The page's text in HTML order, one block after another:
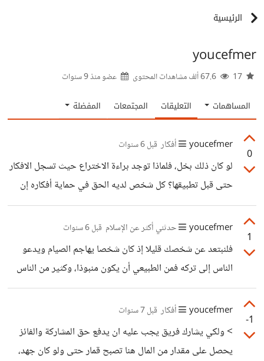
الرئيسية
youcefmer
عضو منذ9 سنوات
المساهمات التعليقات المجتمعات المفضلة
0
youcefmer أفكار قبل 6 سنوات
لو كان ذلك بخل، فلماذا توجد براءة الاختراع حيث تسجل الافكار
حتى قبل تطبيقها؟ كل شخص لديه الحق في حماية أفكاره إن
كانت معرضة للسرقة.
1
youcefmer حدثني أكثر عن الإسلام قبل 6 سنوات
فلنبتعد عن شخصك قليلا إذ كان شخصا يهاجم الصيام ويدعو
الناس إلى تركه فمن الطبيعي أن يكون منبوذا، وكثير من الناس
في مجتماعتنا منن يقوم بذلك لتبرير فعلته. أما عن الإقتناع
بالصيام فهذه ليست مسألة اقتناع أو لا فهذه عبادة فرضها الله
علينا كالصلاة الزكاة والحج وأي عبادة أخرى فبعد أن فرضها الله
علي ليس لدي مجال حتى لا أفعلها إن كنت لست مقتنعا بذلك
-1
youcefmer أفكار قبل 7 سنوات
> ولكي يشارك فريق يجب عليه ان يدفع حق المشاركة والفائز
يحصل على مقدار من المال هنا تصبح قمار حتى ولو كان جهد،